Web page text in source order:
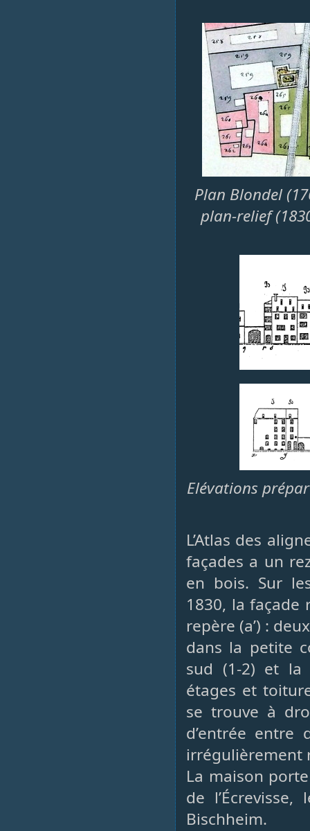
Plan Blondel
plan-relief
Elévations
L’Atlas des
façades a un
en bois. Sur
1830, la façade
repère (a’) :
dans la petite
sud (1-2) et la
étages et
se trouve à
d’entrée entre
irrégulièrement
La maison
de
Bischheim.